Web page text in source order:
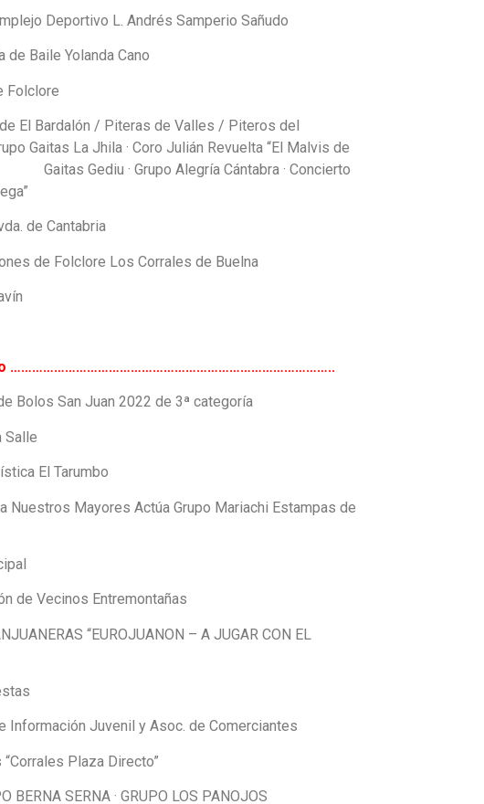
Deportivo L. Andrés Samperio Sañudo
de Baile Yolanda Cano
Folclore
El Bardalón / Piteras de Valles / Piteros del
La Jhila · Coro Julián Revuelta “El Malvis de
Gediu · Grupo Alegría Cántabra · Concierto
de Cantabria
de Folclore Los Corrales de Buelna
……………………………………………………………………………..
Bolos San Juan 2022 de 3ª categoría
Salle
El Tarumbo
Nuestros Mayores Actúa Grupo Mariachi Estampas de
de Vecinos Entremontañas
“EUROJUANON – A JUGAR CON EL
Información Juvenil y Asoc. de Comerciantes
Plaza Directo”
BERNA SERNA · GRUPO LOS PANOJOS